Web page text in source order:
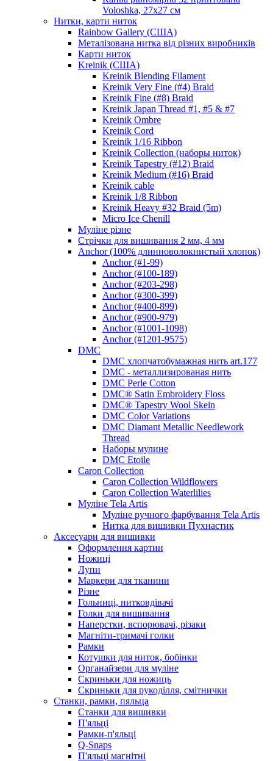
Voloshka, 27х27 см
Нитки, карти ниток
Rainbow Gallery (США)
Металізована нитка від різних виробників
Карти ниток
Kreinik (США)
Kreinik Blending Filament
Kreinik Very Fine (#4) Braid
Kreinik Fine (#8) Braid
Kreinik Japan Thread #1, #5 & #7
Kreinik Ombre
Kreinik Cord
Kreinik 1/16 Ribbon
Kreinik Collection (наборы ниток)
Kreinik Tapestry (#12) Braid
Kreinik Medium (#16) Braid
Kreinik cable
Kreinik 1/8 Ribbon
Kreinik Heavy #32 Braid (5m)
Micro Ice Chenill
Муліне різне
Стрічки для вишивання 2 мм, 4 мм
Anchor (100% длинноволокнистый хлопок)
Anchor (#1-99)
Anchor (#100-189)
Anchor (#203-298)
Anchor (#300-399)
Anchor (#400-899)
Anchor (#900-979)
Anchor (#1001-1098)
Anchor (#1201-9575)
DMC
DMC хлопчатобумажная нить art.177
DMC - металлизированая нить
DMC Perle Cotton
DMC® Satin Embroidery Floss
DMC® Tapestry Wool Skein
DMC Color Variations
DMC Diamant Metallic Needlework
Thread
Наборы мулине
DMC Etoile
Caron Collection
Caron Collection Wildflowers
Caron Collection Waterlilies
Муліне Tela Artis
Муліне ручного фарбування Tela Artis
Нитка для вишивки Пухнастик
Аксесуари для вишивки
Оформлення картин
Ножиці
Лупи
Маркери для тканини
Різне
Гольниці, нитковдівачі
Голки для вишивання
Наперстки, вспорювачі, різаки
Магніти-тримачі голки
Рамки
Котушки для ниток, бобінки
Органайзери для муліне
Скриньки для ножиць
Скриньки для рукоділля, смітнички
Станки, рамки, пяльца
Станки для вишивки
П'яльці
Рамки-п'яльці
Q-Snaps
П'яльці магнітні